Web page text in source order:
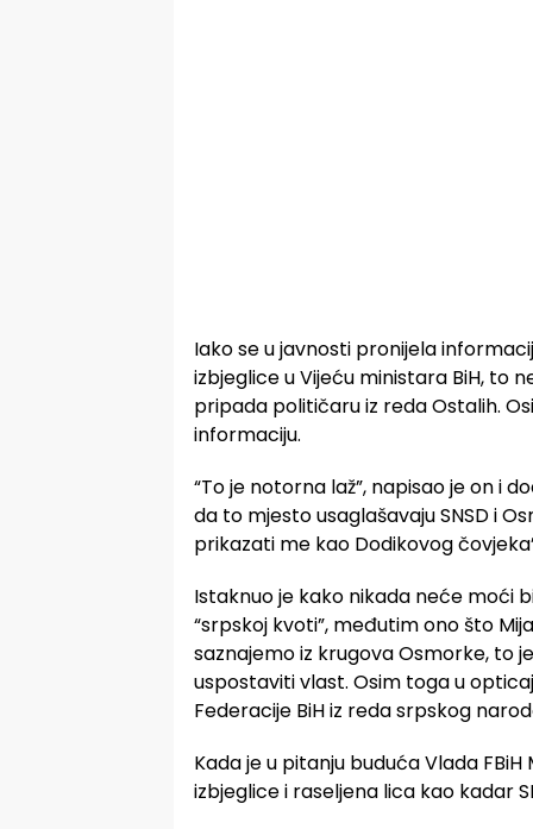
Iako se u javnosti pronijela
izbjeglice u Vijeću ministara BiH, to
pripada političaru iz reda Ostalih.
informaciju.
“To je notorna laž”, napisao je on i
da to mjesto usaglašavaju SNSD i
prikazati me kao Dodikovog
Istaknuo je kako nikada neće moći
“srpskoj kvoti”, međutim ono što
saznajemo iz krugova Osmorke, to
uspostaviti vlast. Osim toga u
Federacije BiH iz reda srpskog
Kada je u pitanju buduća Vlada
izbjeglice i raseljena lica kao kadar